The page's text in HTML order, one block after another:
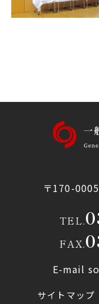
〒170-
TEL.
FAX.
E-mail
サイトマップ